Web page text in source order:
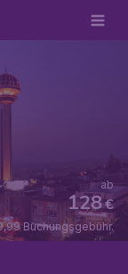
€
128
ab
Buchungsgebühr.